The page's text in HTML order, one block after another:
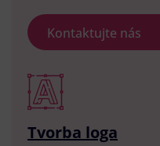
Kontaktujte nás
Tvorba loga